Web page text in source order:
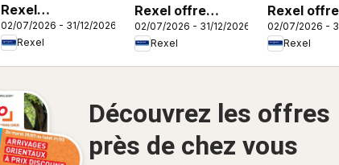
Rexel
Climatisation
réversible
02/07/2026 - 31/12/2026
Rexel
Rexel offre
tertiaire
02/07/2026 - 31/12/2026
Rexel
Rexel offre
ventilation
02/07/2026 -
Rexel
Découvrez les offres
près de chez vous